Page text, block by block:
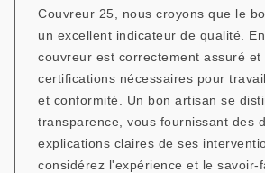
Couvreur 25, nous croyons que le
un excellent indicateur de qualité.
couvreur est correctement assuré et
certifications nécessaires pour
et conformité. Un bon artisan se
transparence, vous fournissant des
explications claires de ses
considérez l'expérience et le savoir-